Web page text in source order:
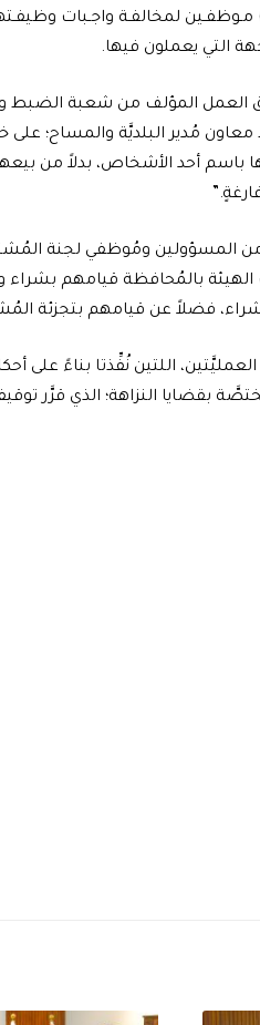
هيئة النزاهـة، اليوم الجمعة، عن ضـبط (8)
التي يعملون فيها.
العمل المؤلف من شعبة
معاون مُدير البلديَّة والمساح؛
باسم أحد الأشخاص، بدلاً من
إنَّه، “في عمليَّةٍ مُنفصلةٍ، تمَّ ضبط (8) من
فضلاً عن قيامهم بتجزئة
بقضايا النزاهة؛ الذي قرَّر